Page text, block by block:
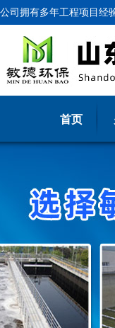
公司拥有多年工程项目经
首页